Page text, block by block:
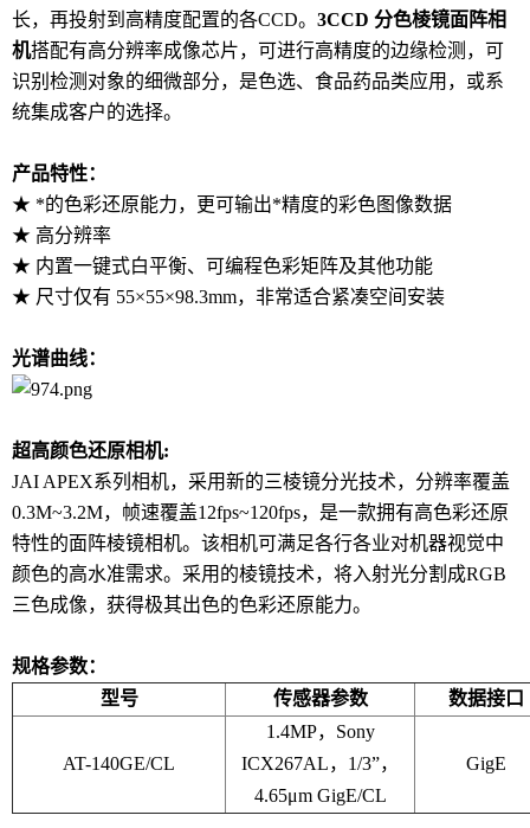
长，再投射到高精度配置的各CCD。 3CCD 分色棱镜面阵相
机搭配有高分辨率成像芯片，可进行高精度的边缘检测，可
识别检测对象的细微部分，是色选、食品药品类应用，或系
统集成客户的选择。
产品特性：
★ *的色彩还原能力，更可输出*精度的彩色图像数据
★ 高分辨率
★ 内置一键式白平衡、可编程色彩矩阵及其他功能
★ 尺寸仅有 55×55×98.3mm，非常适合紧凑空间安装
光谱曲线：
超高颜色还原相机:
JAI APEX系列相机，采用新的三棱镜分光技术，分辨率覆盖
0.3M~3.2M，帧速覆盖12fps~120fps，是一款拥有高色彩还原
特性的面阵棱镜相机。该相机可满足各行各业对机器视觉中
颜色的高水准需求。采用的棱镜技术，将入射光分割成RGB
三色成像，获得极其出色的色彩还原能力。
规格参数：
型号
传感器参数 数据接口
AT-140GE/CL
1.4MP，Sony
ICX267AL，1/3”，
4.65μm GigE/CL
GigE